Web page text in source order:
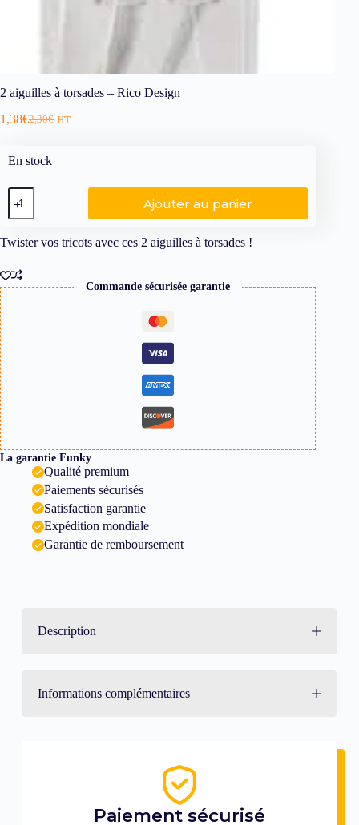
2 aiguilles à torsades – Rico Design
2,30€
1,38€ HT
En stock
Ajouter au panier
Twister vos tricots avec ces 2 aiguilles à torsades !
Commande sécurisée garantie
La garantie Funky
Qualité premium
Paiements sécurisés
Satisfaction garantie
Expédition mondiale
Garantie de remboursement
Description
Informations complémentaires
Paiement sécurisé